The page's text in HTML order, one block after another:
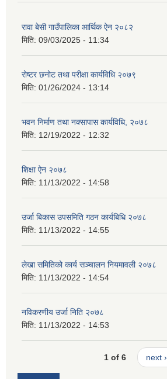
रावा बेसी गाउँपालिका आर्थिक ऐन २०८२
मिति: 09/03/2025 - 11:34
रोष्टर छनोट तथा परीक्षा कार्यविधि २०७९
मिति: 01/26/2024 - 13:14
भवन निर्माण तथा नक्सापास कार्यविधि, २०७८
मिति: 12/19/2022 - 12:32
शिक्षा ऐन २०७८
मिति: 11/13/2022 - 14:58
उर्जा बिकास उपसमिति गठन कार्यबिधि २०७८
मिति: 11/13/2022 - 14:55
लेखा समितिको कार्य सञ्चालन नियमावली २०७८
मिति: 11/13/2022 - 14:54
नविकरणीय उर्जा निति २०७८
मिति: 11/13/2022 - 14:53
1 of 6 next ›